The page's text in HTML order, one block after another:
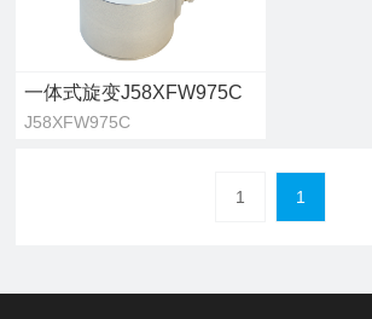
一体式旋变J58XFW975C
J58XFW975C
1 1